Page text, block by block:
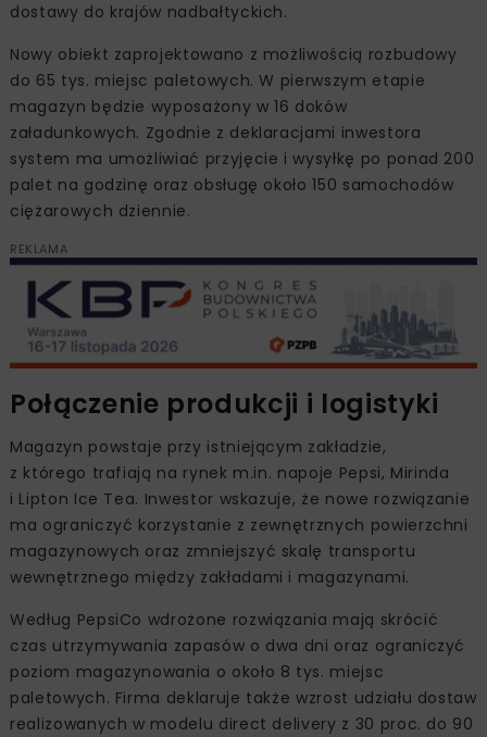
dostawy do krajów nadbałtyckich.
Nowy obiekt zaprojektowano z możliwością rozbudowy
do 65 tys. miejsc paletowych. W pierwszym etapie
magazyn będzie wyposażony w 16 doków
załadunkowych. Zgodnie z deklaracjami inwestora
system ma umożliwiać przyjęcie i wysyłkę po ponad 200
palet na godzinę oraz obsługę około 150 samochodów
ciężarowych dziennie.
REKLAMA
Połączenie produkcji i logistyki
Magazyn powstaje przy istniejącym zakładzie,
z którego trafiają na rynek m.in. napoje Pepsi, Mirinda
i Lipton Ice Tea. Inwestor wskazuje, że nowe rozwiązanie
ma ograniczyć korzystanie z zewnętrznych powierzchni
magazynowych oraz zmniejszyć skalę transportu
wewnętrznego między zakładami i magazynami.
Według PepsiCo wdrożone rozwiązania mają skrócić
czas utrzymywania zapasów o dwa dni oraz ograniczyć
poziom magazynowania o około 8 tys. miejsc
paletowych. Firma deklaruje także wzrost udziału dostaw
realizowanych w modelu direct delivery z 30 proc. do 90